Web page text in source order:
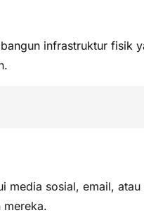
infrastruktur fisik
sosial, email,
mereka.